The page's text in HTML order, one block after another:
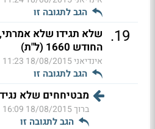
הגב לתגובה זו
19
. שלא תגידו שלא
החודש 1660 (ל"ת)
אינדיאני18/08/2015 11:23
הגב לתגובה זו
מבטיחחים שלא
ברוך18/08/2015 16:09
הגב לתגובה זו